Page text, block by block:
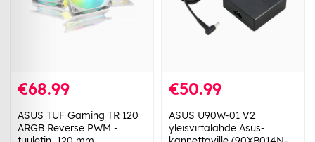
€68.99
ASUS TUF Gaming TR 120
ARGB Reverse PWM -
€50.99
ASUS U90W-01 V2
yleisvirtalähde Asus-